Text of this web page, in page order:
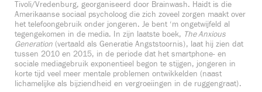
Tivoli/Vredenburg, georganiseerd door Brainwash. Haidt is die
Amerikaanse sociaal psycholoog die zich zoveel zorgen maakt over
het telefoongebruik onder jongeren. Je bent ‘m ongetwijfeld al
tegengekomen in de media. In zijn laatste boek, The Anxious
Generation (vertaald als Generatie Angststoornis), laat hij zien dat
tussen 2010 en 2015, in de periode dat het smartphone- en
sociale mediagebruik exponentieel begon te stijgen, jongeren in
korte tijd veel meer mentale problemen ontwikkelden (naast
lichamelijke als bijziendheid en vergroeiingen in de ruggengraat).